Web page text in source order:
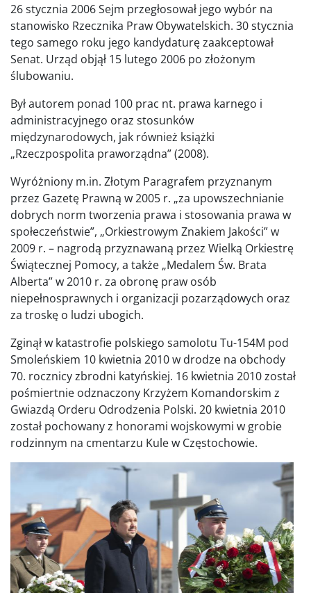
26 stycznia 2006 Sejm przegłosował jego wybór na
stanowisko Rzecznika Praw Obywatelskich. 30 stycznia
tego samego roku jego kandydaturę zaakceptował
Senat. Urząd objął 15 lutego 2006 po złożonym
ślubowaniu.
Był autorem ponad 100 prac nt. prawa karnego i
administracyjnego oraz stosunków
międzynarodowych, jak również książki
„Rzeczpospolita praworządna” (2008).
Wyróżniony m.in. Złotym Paragrafem przyznanym
przez Gazetę Prawną w 2005 r. „za upowszechnianie
dobrych norm tworzenia prawa i stosowania prawa w
społeczeństwie”, „Orkiestrowym Znakiem Jakości” w
2009 r. – nagrodą przyznawaną przez Wielką Orkiestrę
Świątecznej Pomocy, a także „Medalem Św. Brata
Alberta” w 2010 r. za obronę praw osób
niepełnosprawnych i organizacji pozarządowych oraz
za troskę o ludzi ubogich.
Zginął w katastrofie polskiego samolotu Tu-154M pod
Smoleńskiem 10 kwietnia 2010 w drodze na obchody
70. rocznicy zbrodni katyńskiej. 16 kwietnia 2010 został
pośmiertnie odznaczony Krzyżem Komandorskim z
Gwiazdą Orderu Odrodzenia Polski. 20 kwietnia 2010
został pochowany z honorami wojskowymi w grobie
rodzinnym na cmentarzu Kule w Częstochowie.